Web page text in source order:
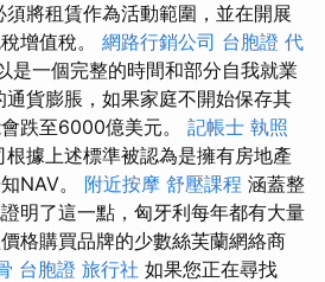
須將租賃作為活動範圍，並在開展
增值稅。 網路行銷公司 台胞證 代
是一個完整的時間和部分自我就業
貨膨脹，如果家庭不開始保存其
跌至6000億美元。 記帳士 執照
根據上述標準被認為是擁有房地產
NAV。 附近按摩 舒壓課程 涵蓋整
明了這一點，匈牙利每年都有大量
格購買品牌的少數絲芙蘭網絡商
台胞證 旅行社 如果您正在尋找